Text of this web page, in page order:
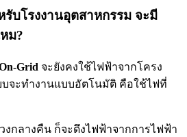
บโรงงานอุตสาหกรรม จะมี
ม?
Grid จะยังคงใช้ไฟฟ้าจากโครง
จะทำงานแบบอัตโนมัติ คือใช้ไฟที่
กลางคืน ก็จะดึงไฟฟ้าจากการไฟฟ้า